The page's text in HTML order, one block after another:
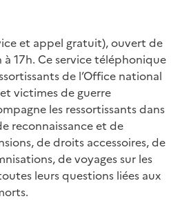
et appel gratuit), ouvert de
à 17h. Ce service téléphonique
de l’Office national
victimes de guerre
les ressortissants dans
reconnaissance et de
de droits accessoires, de
de voyages sur les
leurs questions liées aux